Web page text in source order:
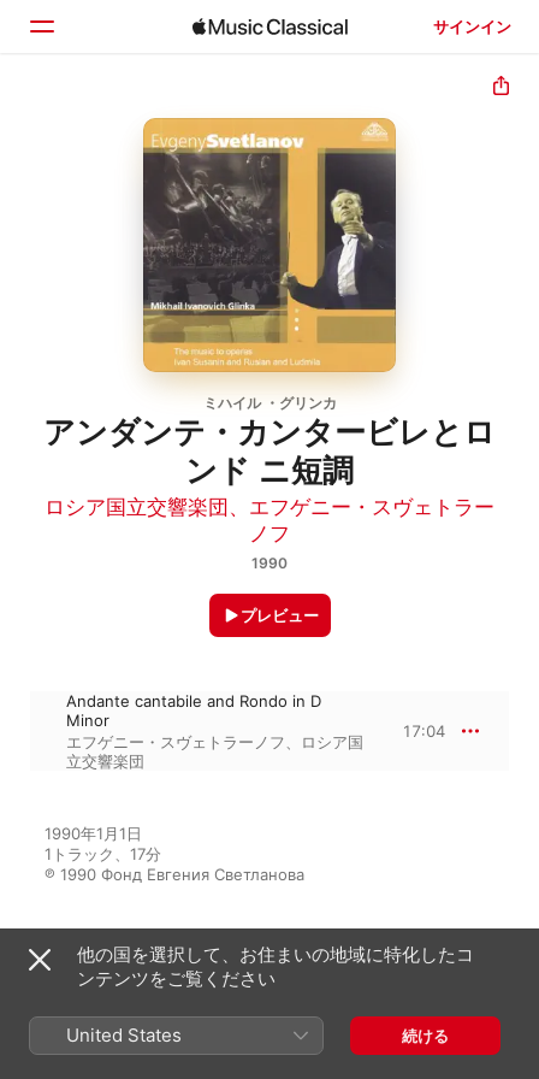
サインイン
ミハイル ・グリンカ
アンダンテ・カンタービレとロ
ンド ニ短調
ロシア国立交響楽団、 エフゲニー・スヴェトラー
ノフ
1990
プレビュー
Andante cantabile and Rondo in D
Minor
エフゲニー・スヴェトラーノフ
ロシア国
立交響楽団
17:04
1990年1月1日
1トラック、17分
℗ 1990 Фонд Евгения Светланова
アルバムから
Glinka: The Music to Operas
Ivan Susanin and Ruslan and
他の国を選択して、お住まいの地域に特化したコ
ンテンツをご覧ください
United States 続ける